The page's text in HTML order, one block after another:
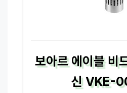
보아르 에이블 비
신 VKE-